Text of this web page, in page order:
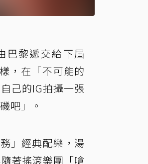
巴黎遞交給下屆
，在「不可能的
己的IG拍攝一張
吧」。
」經典配樂，湯
著搖滾樂團「嗆